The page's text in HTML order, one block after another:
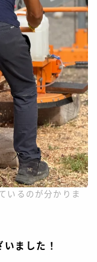
いるのが分かりま
ました！